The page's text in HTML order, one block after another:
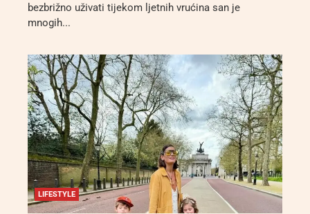
bezbrižno uživati tijekom ljetnih vrućina san je
mnogih...
LIFESTYLE